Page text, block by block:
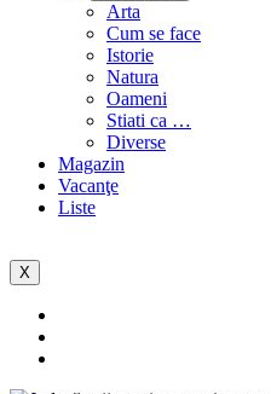
Arta
Cum se face
Istorie
Natura
Oameni
Stiati ca …
Diverse
Magazin
Vacanţe
Liste
X